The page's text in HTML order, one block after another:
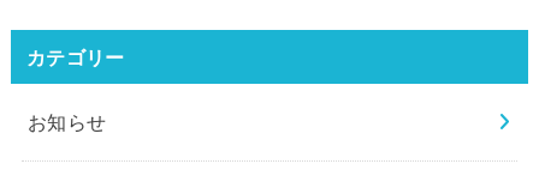
カテゴリー
お知らせ